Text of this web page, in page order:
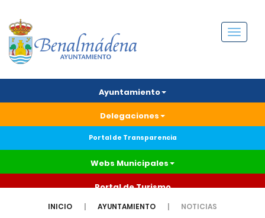
Menú
Ayuntamiento
Delegaciones
Portal de Transparencia
Webs Municipales
Portal de Turismo
INICIO AYUNTAMIENTO NOTICIAS